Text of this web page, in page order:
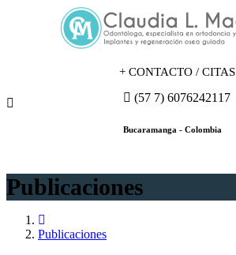
+CONTACTO / CITAS
(57 7) 6076242117
Bucaramanga - Colombia
Publicaciones
Publicaciones